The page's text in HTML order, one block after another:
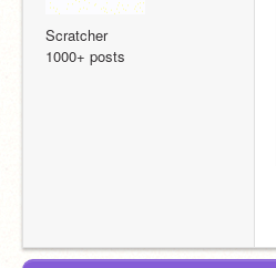
Scratcher
1000+ posts